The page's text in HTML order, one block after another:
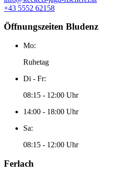
+43 5552 62158
Öffnungszeiten Bludenz
Mo:
Ruhetag
Di - Fr:
08:15 - 12:00 Uhr
14:00 - 18:00 Uhr
Sa:
08:15 - 12:00 Uhr
Ferlach